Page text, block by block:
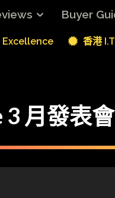
Buyer
Excellence 香港
月發表